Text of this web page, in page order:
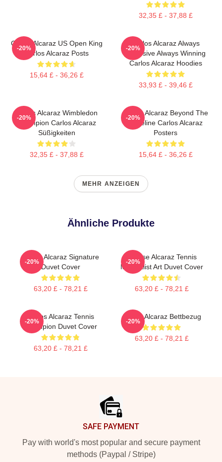
32,35 £ - 37,88 £
Carlos Alcaraz US Open King
Carlos Alcaraz Posts
15,64 £ - 36,26 £
-20%
Carlos Alcaraz Always
Explosive Always Winning
Carlos Alcaraz Hoodies
33,93 £ - 39,46 £
-20%
Carlos Alcaraz Wimbledon
Champion Carlos Alcaraz
Süßigkeiten
32,35 £ - 37,88 £
-20%
Carlos Alcaraz Beyond The
Baseline Carlos Alcaraz
Posters
15,64 £ - 36,26 £
-20%
MEHR ANZEIGEN
Ähnliche Produkte
Carlos Alcaraz Signature
Duvet Cover
63,20 £ - 78,21 £
-20%
Intense Alcaraz Tennis
Minimalist Art Duvet Cover
63,20 £ - 78,21 £
-20%
Carlos Alcaraz Tennis
Champion Duvet Cover
63,20 £ - 78,21 £
-20%
Carlos Alcaraz Bettbezug
63,20 £ - 78,21 £
-20%
SAFE PAYMENT
Pay with world's most popular and secure payment
methods (Paypal / Stripe)